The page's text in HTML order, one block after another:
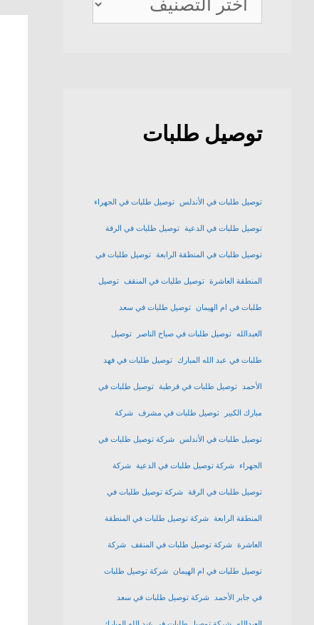
ديلفيري
توصيل طلبات
توصيل طلبات في الأندلس توصيل طلبات في الجهراء
توصيل طلبات في الدعية توصيل طلبات في الرقة
توصيل طلبات في المنطقة الرابعة توصيل طلبات في
المنطقة العاشرة توصيل طلبات في المنقف توصيل
طلبات في ام الهيمان توصيل طلبات في سعد
العبدالله توصيل طلبات في صباح الناصر توصيل
طلبات في عبد الله المبارك توصيل طلبات في فهد
الأحمد توصيل طلبات في قرطبة توصيل طلبات في
مبارك الكبير توصيل طلبات في مشرف شركة
توصيل طلبات في الأندلس شركة توصيل طلبات في
الجهراء شركة توصيل طلبات في الدعية شركة
توصيل طلبات في الرقة شركة توصيل طلبات في
المنطقة الرابعة شركة توصيل طلبات في المنطقة
العاشرة شركة توصيل طلبات في المنقف شركة
توصيل طلبات في ام الهيمان شركة توصيل طلبات
في جابر الأحمد شركة توصيل طلبات في سعد